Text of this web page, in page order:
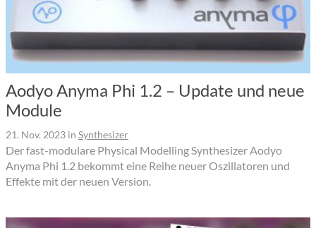
Aodyo Anyma Phi 1.2 – Update und neue
Module
21. Nov. 2023 in Synthesizer
Der fast-modulare Physical Modelling Synthesizer Aodyo
Anyma Phi 1.2 bekommt eine Reihe neuer Oszillatoren und
Effekte mit der neuen Version.